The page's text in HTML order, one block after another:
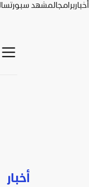
أخباربرامجالمشهد سبورتس
أخبار